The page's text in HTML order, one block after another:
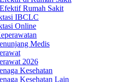
Rumah Sakit
IBCLC
Online
Medis
2026
Kesehatan
Kesehatan Lain